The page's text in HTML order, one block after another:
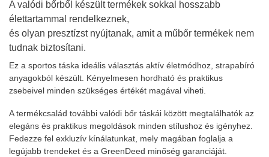
A valódi bőrből készült termékek sokkal hosszabb
élettartammal rendelkeznek,
és olyan presztízst nyújtanak, amit a műbőr termékek nem
tudnak biztosítani.
Ez a sportos táska ideális választás aktív életmódhoz, strapabíró
anyagokból készült. Kényelmesen hordható és praktikus
zsebeivel minden szükséges értékét magával viheti.
A termékcsalád további valódi bőr táskái között megtalálhatók az
elegáns és praktikus megoldások minden stílushoz és igényhez.
Fedezze fel exkluzív kínálatunkat, mely magában foglalja a
legújabb trendeket és a GreenDeed minőség garanciáját.